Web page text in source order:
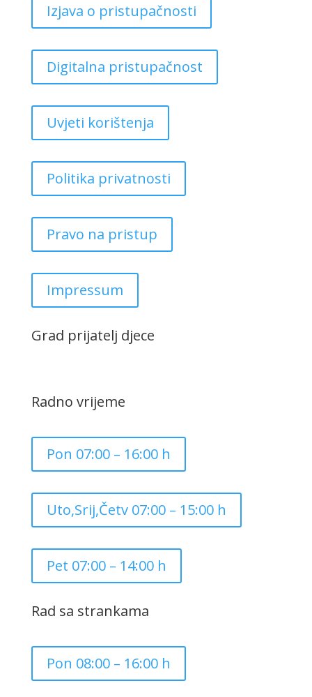
Izjava o pristupačnosti
Digitalna pristupačnost
Uvjeti korištenja
Politika privatnosti
Pravo na pristup
Impressum
Grad prijatelj djece
Radno vrijeme
Pon 07:00 – 16:00 h
Uto,Srij,Četv 07:00 – 15:00 h
Pet 07:00 – 14:00 h
Rad sa strankama
Pon 08:00 – 16:00 h